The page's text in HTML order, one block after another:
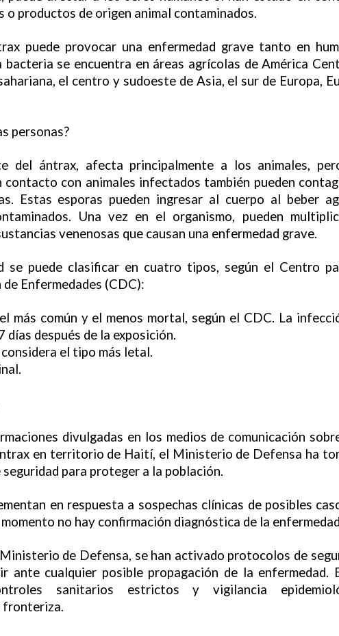
o productos de origen animal contaminados.
puede provocar una enfermedad grave tanto en
bacteria se encuentra en áreas agrícolas de América
el centro y sudoeste de Asia, el sur de Europa,
personas?
del ántrax, afecta principalmente a los animales,
contacto con animales infectados también pueden
Estas esporas pueden ingresar al cuerpo al beber
Una vez en el organismo, pueden
venenosas que causan una enfermedad grave.
se puede clasificar en cuatro tipos, según el Centro
Enfermedades (CDC):
más común y el menos mortal, según el CDC. La
días después de la exposición.
el tipo más letal.
divulgadas en los medios de comunicación
en territorio de Haití, el Ministerio de Defensa ha
para proteger a la población.
en respuesta a sospechas clínicas de posibles
no hay confirmación diagnóstica de la
de Defensa, se han activado protocolos de
ante cualquier posible propagación de la enfermedad.
sanitarios estrictos y vigilancia
fronteriza.